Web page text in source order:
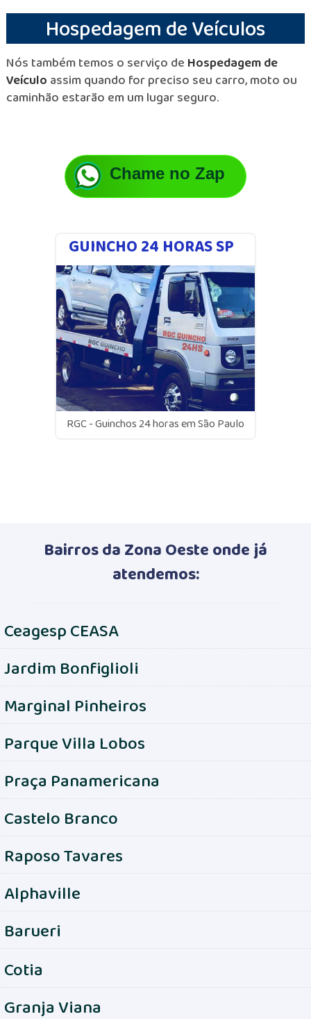
Hospedagem de Veículos
Nós também temos o serviço de Hospedagem de
Veículo assim quando for preciso seu carro, moto ou
caminhão estarão em um lugar seguro.
Chame no Zap
GUINCHO 24 HORAS SP
RGC - Guinchos 24 horas em São Paulo
Bairros da Zona Oeste onde já
atendemos:
Ceagesp CEASA
Jardim Bonfiglioli
Marginal Pinheiros
Parque Villa Lobos
Praça Panamericana
Castelo Branco
Raposo Tavares
Alphaville
Barueri
Cotia
Granja Viana